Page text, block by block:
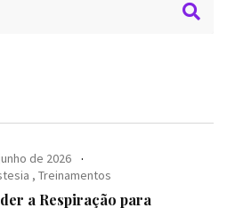
de 2026
,Treinamentos
a Respiração para